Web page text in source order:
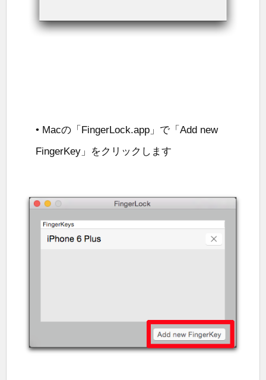
• Macの「FingerLock.app」で「Add new
FingerKey」をクリックします